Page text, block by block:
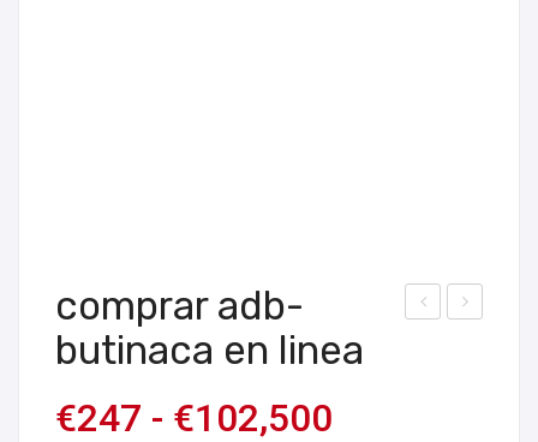
comprar adb-
butinaca en linea
€247 - €102,500